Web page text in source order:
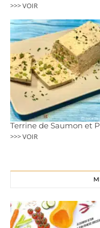
>>> VOIR
Terrine de Saumon et
>>> VOIR